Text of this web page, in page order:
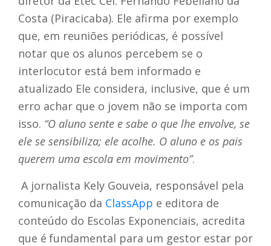
Costa (Piracicaba). Ele afirma por exemplo
que, em reuniões periódicas, é possível
notar que os alunos percebem se o
interlocutor está bem informado e
atualizado Ele considera, inclusive, que é um
erro achar que o jovem não se importa com
isso. “O aluno sente e sabe o que lhe envolve, se
ele se sensibiliza; ele acolhe. O aluno e os pais
querem uma escola em movimento”.
A jornalista Kely Gouveia, responsável pela
comunicação da ClassApp e editora de
conteúdo do Escolas Exponenciais, acredita
que é fundamental para um gestor estar por